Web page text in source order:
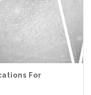
For